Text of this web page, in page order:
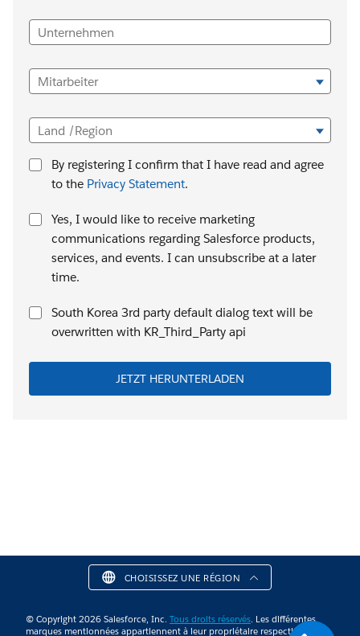
Unternehmen
Mitarbeiter
Land /Region
By registering I confirm that I have read and agree
to the Privacy Statement.
Yes, I would like to receive marketing
communications regarding Salesforce products,
services, and events. I can unsubscribe at a later
time.
South Korea 3rd party default dialog text will be
overwritten with KR_Third_Party api
JETZT HERUNTERLADEN
CHOISISSEZ UNE RÉGION
© Copyright 2026 Salesforce, Inc. Tous droits réservés. Les différentes
marques mentionnées appartiennent à leur propriétaire respectif.